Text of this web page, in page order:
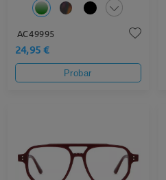
AC49995
24,95 €
Probar